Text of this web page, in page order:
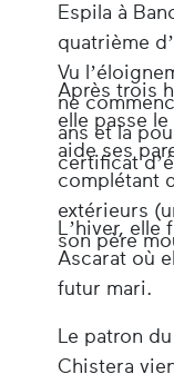
Espila à
quatrième
Vu
ne
ans et la
certificat
Après trois
elle passe
aide ses
complétant
extérieurs
son père
L’hiver, elle
Ascarat où
futur mari.
Le patron
Chistera